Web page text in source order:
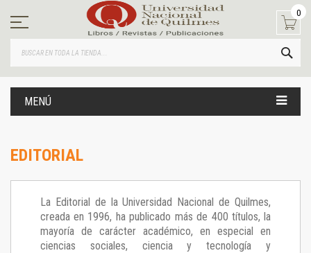
contenido
0
MENÚ
EDITORIAL
La Editorial de la Universidad Nacional de Quilmes,
creada en 1996, ha publicado más de 400 títulos, la
mayoría de carácter académico, en especial en
ciencias sociales, ciencia y tecnología y